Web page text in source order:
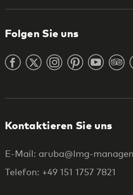
Folgen Sie uns
Kontaktieren Sie uns
E-Mail: aruba@lmg-
Telefon: +49 151 1757 7821